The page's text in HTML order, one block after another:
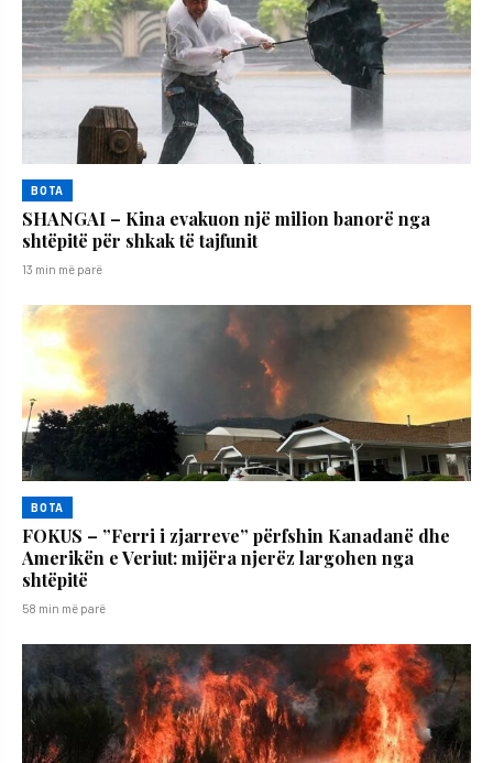
BOTA
SHANGAI – Kina evakuon një milion banorë nga
shtëpitë për shkak të tajfunit
13 min më parë
BOTA
FOKUS – ”Ferri i zjarreve” përfshin Kanadanë dhe
Amerikën e Veriut: mijëra njerëz largohen nga
shtëpitë
58 min më parë